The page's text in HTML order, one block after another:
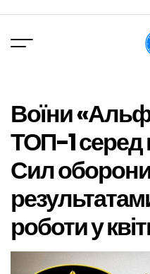
вмісту
Воїни
ТОП-1 серед
Сил
роботи у